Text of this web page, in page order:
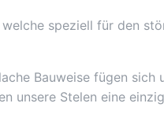
speziell für den
Bauweise fügen sich
unsere Stelen eine